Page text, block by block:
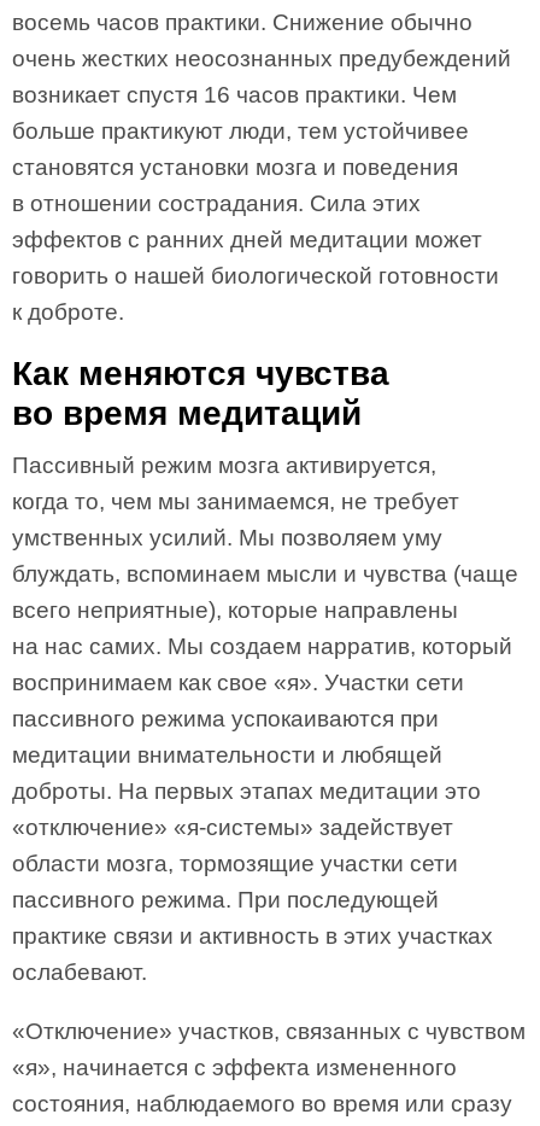
восемь часов практики. Снижение обычно
очень жестких неосознанных предубеждений
возникает спустя 16 часов практики. Чем
больше практикуют люди, тем устойчивее
становятся установки мозга и поведения
в отношении сострадания. Сила этих
эффектов с ранних дней медитации может
говорить о нашей биологической готовности
к доброте.
Как меняются чувства
во время медитаций
Пассивный режим мозга активируется,
когда то, чем мы занимаемся, не требует
умственных усилий. Мы позволяем уму
блуждать, вспоминаем мысли и чувства (чаще
всего неприятные), которые направлены
на нас самих. Мы создаем нарратив, который
воспринимаем как свое «я». Участки сети
пассивного режима успокаиваются при
медитации внимательности и любящей
доброты. На первых этапах медитации это
«отключение» «я-системы» задействует
области мозга, тормозящие участки сети
пассивного режима. При последующей
практике связи и активность в этих участках
ослабевают.
«Отключение» участков, связанных с чувством
«я», начинается с эффекта измененного
состояния, наблюдаемого во время или сразу